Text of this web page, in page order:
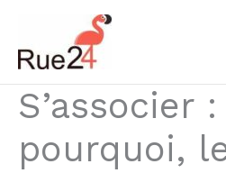
contenu
S’associer :
pourquoi,